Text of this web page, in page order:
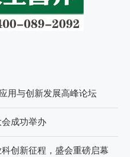
用与创新发展高峰论坛
成功举办
创新征程，盛会重磅启幕